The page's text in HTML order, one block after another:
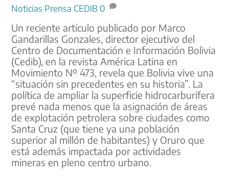
Noticias Prensa CEDIB 0
Un reciente artículo publicado por Marco
Gandarillas Gonzales, director ejecutivo del
Centro de Documentación e Información Bolivia
(Cedib), en la revista América Latina en
Movimiento Nº 473, revela que Bolivia vive una
“situación sin precedentes en su historia”. La
política de ampliar la superficie hidrocarburífera
prevé nada menos que la asignación de áreas
de explotación petrolera sobre ciudades como
Santa Cruz (que tiene ya una población
superior al millón de habitantes) y Oruro que
está además impactada por actividades
mineras en pleno centro urbano.